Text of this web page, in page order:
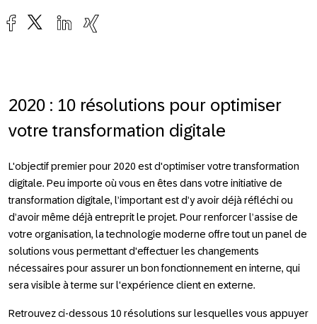
2020 : 10 résolutions pour optimiser
votre transformation digitale
L'objectif premier pour 2020 est d'optimiser votre transformation
digitale. Peu importe où vous en êtes dans votre initiative de
transformation digitale, l’important est d’y avoir déjà réfléchi ou
d’avoir même déjà entreprit le projet. Pour renforcer l’assise de
votre organisation, la technologie moderne offre tout un panel de
solutions vous permettant d'effectuer les changements
nécessaires pour assurer un bon fonctionnement en interne, qui
sera visible à terme sur l'expérience client en externe.
Retrouvez ci-dessous 10 résolutions sur lesquelles vous appuyer